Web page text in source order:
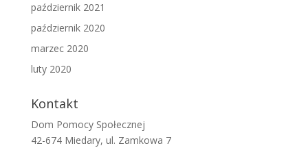
październik 2021
październik 2020
marzec 2020
luty 2020
Kontakt
Dom Pomocy Społecznej
42-674 Miedary, ul. Zamkowa 7